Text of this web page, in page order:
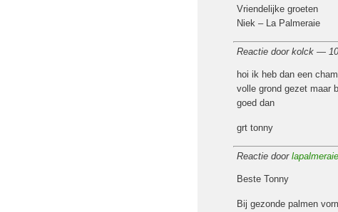
Vriendelijke groeten
Niek – La Palmeraie
Reactie door kolck —
hoi ik heb dan een
volle grond gezet maar
goed dan
grt tonny
Reactie door lapalmeraie
Beste Tonny
Bij gezonde palmen